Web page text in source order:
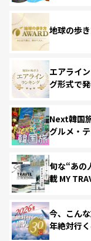
地球の歩
エアライ
グ形式で
Next韓国
グルメ・
旬な“あの
載 MY
今、こん
年絶対行